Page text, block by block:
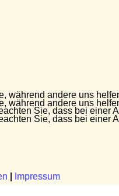
andere uns
Sie, dass bei
Impressum
andere uns
Sie, dass bei
Impressum